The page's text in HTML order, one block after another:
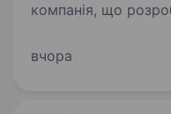
компанія, що
сфери. Ми
вчора